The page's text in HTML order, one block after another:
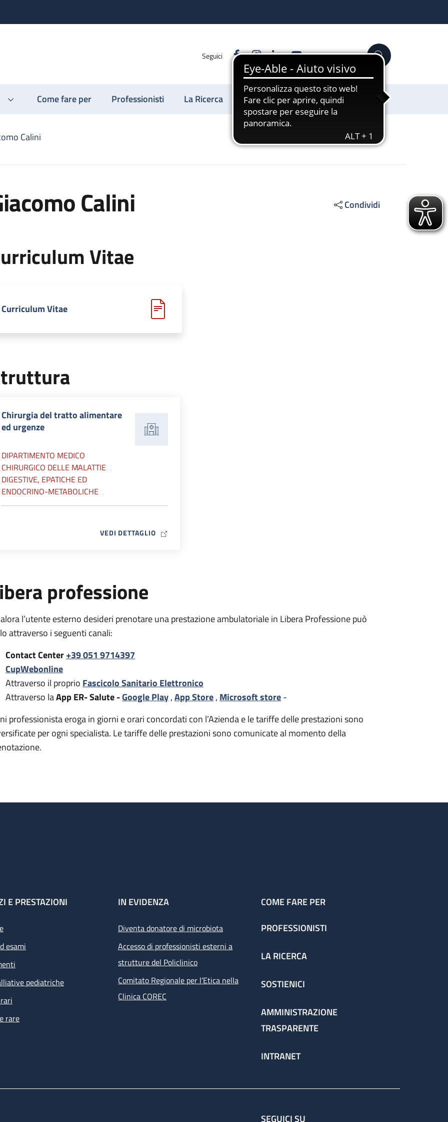
Seguici FacebookInstagram
LinkedinYouTube Cerca
Come fare per Professionisti La Ricerca Sostienici
Calini
Calini Condividi
Vitae
Curriculum Vitae
Chirurgia del tratto alimentare
ed urgenze
DIPARTIMENTO MEDICO
CHIRURGICO DELLE MALATTIE
DIGESTIVE, EPATICHE ED
ENDOCRINO-METABOLICHE
VEDI DETTAGLIOMAP ICON
professione
l’utente esterno desideri prenotare una prestazione ambulatoriale in Libera Professione può
attraverso i seguenti canali:
Contact Center+39 051 9714397
CupWebonline
Attraverso il proprio Fascicolo Sanitario Elettronico
Attraverso laApp ER- Salute -Google Play,App Store, Microsoft store-
professionista eroga in giorni e orari concordati con l’Azienda e le tariffe delle prestazioni sono
per ogni specialista. Le tariffe delle prestazioni sono comunicate al momento della
E PRESTAZIONI
esami
pediatriche
rare
IN EVIDENZA
Diventa donatore di microbiota
Accesso di professionisti esterni a
strutture del Policlinico
Comitato Regionale per l’Etica nella
Clinica COREC
COME FARE PER
PROFESSIONISTI
LA RICERCA
SOSTIENICI
AMMINISTRAZIONE
TRASPARENTE
INTRANET
SEGUICI SU